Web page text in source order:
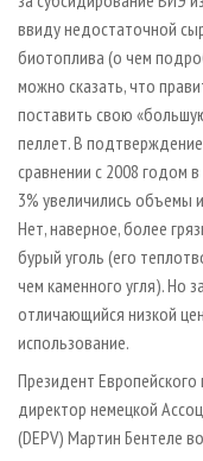
ввиду недостаточной
биотоплива (о чем
можно сказать, что
поставить свою
пеллет. В
сравнении с 2008 годом
3% увеличились объемы
Нет, наверное, более
бурый уголь (его
чем каменного угля). Но
отличающийся низкой
использование.
Президент
директор немецкой
(DEPV) Мартин Бентеле